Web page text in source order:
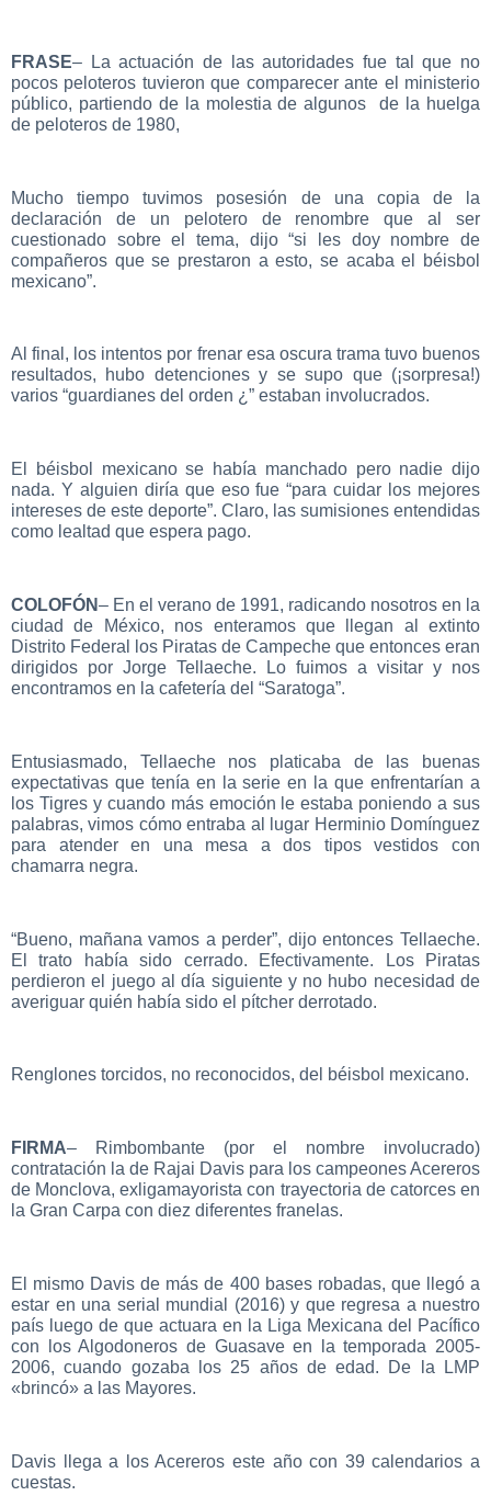
FRASE– La actuación de las autoridades fue tal que no
pocos peloteros tuvieron que comparecer ante el ministerio
público, partiendo de la molestia de algunos de la huelga
de peloteros de 1980,
Mucho tiempo tuvimos posesión de una copia de la
declaración de un pelotero de renombre que al ser
cuestionado sobre el tema, dijo “si les doy nombre de
compañeros que se prestaron a esto, se acaba el béisbol
mexicano”.
Al final, los intentos por frenar esa oscura trama tuvo buenos
resultados, hubo detenciones y se supo que (¡sorpresa!)
varios “guardianes del orden ¿” estaban involucrados.
El béisbol mexicano se había manchado pero nadie dijo
nada. Y alguien diría que eso fue “para cuidar los mejores
intereses de este deporte”. Claro, las sumisiones entendidas
como lealtad que espera pago.
COLOFÓN– En el verano de 1991, radicando nosotros en la
ciudad de México, nos enteramos que llegan al extinto
Distrito Federal los Piratas de Campeche que entonces eran
dirigidos por Jorge Tellaeche. Lo fuimos a visitar y nos
encontramos en la cafetería del “Saratoga”.
Entusiasmado, Tellaeche nos platicaba de las buenas
expectativas que tenía en la serie en la que enfrentarían a
los Tigres y cuando más emoción le estaba poniendo a sus
palabras, vimos cómo entraba al lugar Herminio Domínguez
para atender en una mesa a dos tipos vestidos con
chamarra negra.
“Bueno, mañana vamos a perder”, dijo entonces Tellaeche.
El trato había sido cerrado. Efectivamente. Los Piratas
perdieron el juego al día siguiente y no hubo necesidad de
averiguar quién había sido el pítcher derrotado.
Renglones torcidos, no reconocidos, del béisbol mexicano.
FIRMA– Rimbombante (por el nombre involucrado)
contratación la de Rajai Davis para los campeones Acereros
de Monclova, exligamayorista con trayectoria de catorces en
la Gran Carpa con diez diferentes franelas.
El mismo Davis de más de 400 bases robadas, que llegó a
estar en una serial mundial (2016) y que regresa a nuestro
país luego de que actuara en la Liga Mexicana del Pacífico
con los Algodoneros de Guasave en la temporada 2005-
2006, cuando gozaba los 25 años de edad. De la LMP
«brincó» a las Mayores.
Davis llega a los Acereros este año con 39 calendarios a
cuestas.